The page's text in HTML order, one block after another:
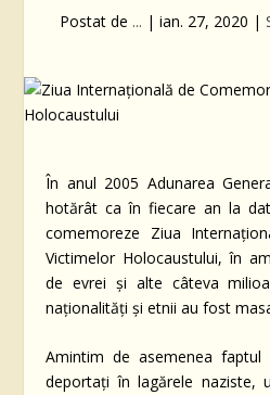
Postat de ... | ian. 27, 2020 |
În anul 2005 Adunarea
hotărât ca în fiecare an la
comemoreze Ziua
Victimelor Holocaustului, în
de evrei şi alte câteva
naţionalităţi şi etnii au fost
Amintim de asemenea
deportați în lagărele naziste,